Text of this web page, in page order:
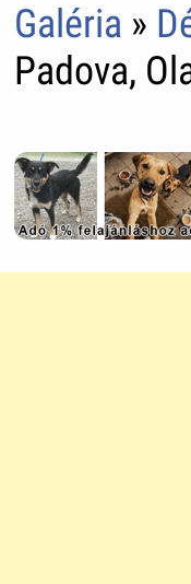
Galéria »
Padova,